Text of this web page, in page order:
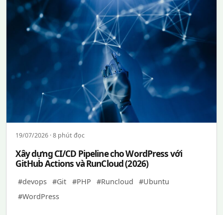
19/07/2026 · 8 phút đọc
Xây dựng CI/CD Pipeline cho WordPress với
GitHub Actions và RunCloud (2026)
#devops #Git #PHP #Runcloud
#Ubuntu
#WordPress